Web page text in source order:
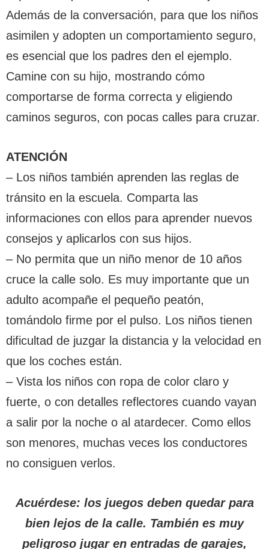
Además de la conversación, para que los niños
asimilen y adopten un comportamiento seguro,
es esencial que los padres den el ejemplo.
Camine con su hijo, mostrando cómo
comportarse de forma correcta y eligiendo
caminos seguros, con pocas calles para cruzar.
ATENCIÓN
– Los niños también aprenden las reglas de
tránsito en la escuela. Comparta las
informaciones con ellos para aprender nuevos
consejos y aplicarlos con sus hijos.
– No permita que un niño menor de 10 años
cruce la calle solo. Es muy importante que un
adulto acompañe el pequeño peatón,
tomándolo firme por el pulso. Los niños tienen
dificultad de juzgar la distancia y la velocidad en
que los coches están.
– Vista los niños con ropa de color claro y
fuerte, o con detalles reflectores cuando vayan
a salir por la noche o al atardecer. Como ellos
son menores, muchas veces los conductores
no consiguen verlos.
Acuérdese: los juegos deben quedar para
bien lejos de la calle. También es muy
peligroso jugar en entradas de garajes,